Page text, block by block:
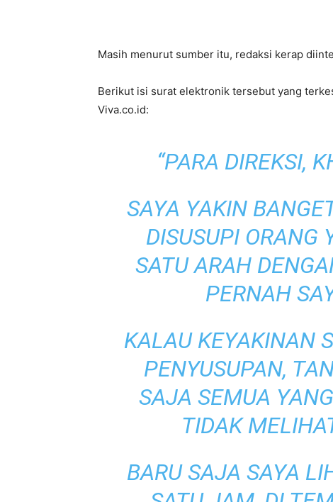
Masih menurut sumber itu, redaksi kerap
Berikut isi surat elektronik tersebut yang
Viva.co.id:
“PARA DIREKSI,
SAYA YAKIN
DISUSUPI ORANG
SATU ARAH
PERNAH
KALAU KEYAKINAN
PENYUSUPAN,
SAJA SEMUA
TIDAK
BARU SAJA SAYA